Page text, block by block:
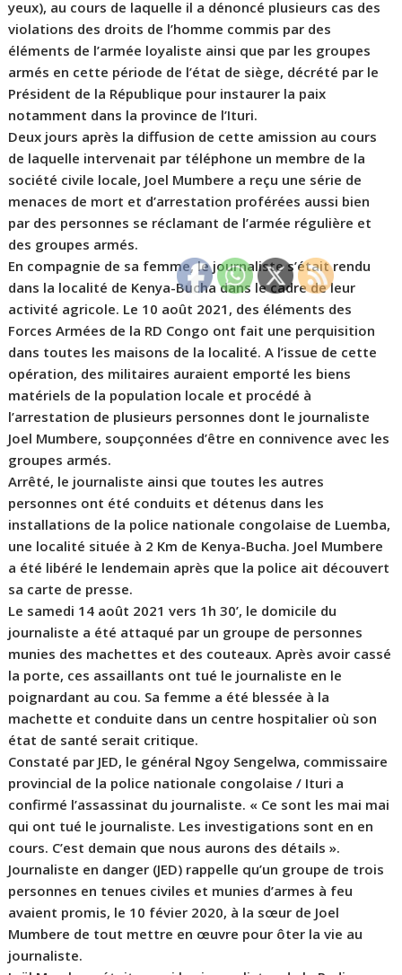
yeux), au cours de laquelle il a dénoncé plusieurs cas des
violations des droits de l’homme commis par des
éléments de l’armée loyaliste ainsi que par les groupes
armés en cette période de l’état de siège, décrété par le
Président de la République pour instaurer la paix
notamment dans la province de l’Ituri.
Deux jours après la diffusion de cette amission au cours
de laquelle intervenait par téléphone un membre de la
société civile locale, Joel Mumbere a reçu une série de
menaces de mort et d’arrestation proférées aussi bien
par des personnes se réclamant de l’armée régulière et
des groupes armés.
En compagnie de sa femme, le journaliste s’était rendu
dans la localité de Kenya-Bucha dans le cadre de leur
activité agricole. Le 10 août 2021, des éléments des
Forces Armées de la RD Congo ont fait une perquisition
dans toutes les maisons de la localité. A l’issue de cette
opération, des militaires auraient emporté les biens
matériels de la population locale et procédé à
l’arrestation de plusieurs personnes dont le journaliste
Joel Mumbere, soupçonnées d’être en connivence avec les
groupes armés.
Arrêté, le journaliste ainsi que toutes les autres
personnes ont été conduits et détenus dans les
installations de la police nationale congolaise de Luemba,
une localité située à 2 Km de Kenya-Bucha. Joel Mumbere
a été libéré le lendemain après que la police ait découvert
sa carte de presse.
Le samedi 14 août 2021 vers 1h 30’, le domicile du
journaliste a été attaqué par un groupe de personnes
munies des machettes et des couteaux. Après avoir cassé
la porte, ces assaillants ont tué le journaliste en le
poignardant au cou. Sa femme a été blessée à la
machette et conduite dans un centre hospitalier où son
état de santé serait critique.
Constaté par JED, le général Ngoy Sengelwa, commissaire
provincial de la police nationale congolaise / Ituri a
confirmé l’assassinat du journaliste. « Ce sont les mai mai
qui ont tué le journaliste. Les investigations sont en en
cours. C’est demain que nous aurons des détails ».
Journaliste en danger (JED) rappelle qu’un groupe de trois
personnes en tenues civiles et munies d’armes à feu
avaient promis, le 10 févier 2020, à la sœur de Joel
Mumbere de tout mettre en œuvre pour ôter la vie au
journaliste.